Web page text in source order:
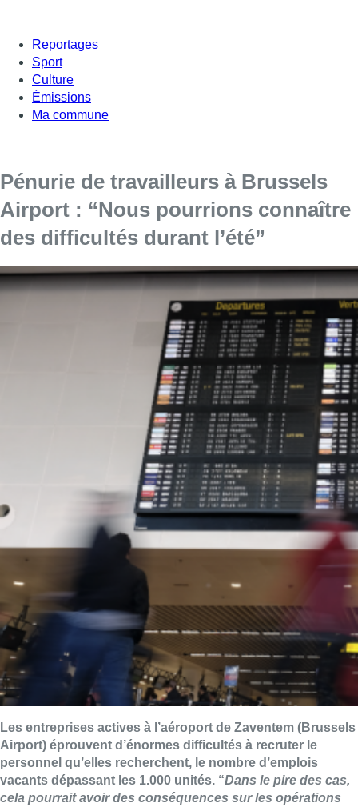
Reportages
Sport
Culture
Émissions
Ma commune
Pénurie de travailleurs à Brussels
Airport : “Nous pourrions connaître
des difficultés durant l’été”
Les entreprises actives à l’aéroport de Zaventem (Brussels
Airport) éprouvent d’énormes difficultés à recruter le
personnel qu’elles recherchent, le nombre d’emplois
vacants dépassant les 1.000 unités. “Dans le pire des cas,
cela pourrait avoir des conséquences sur les opérations